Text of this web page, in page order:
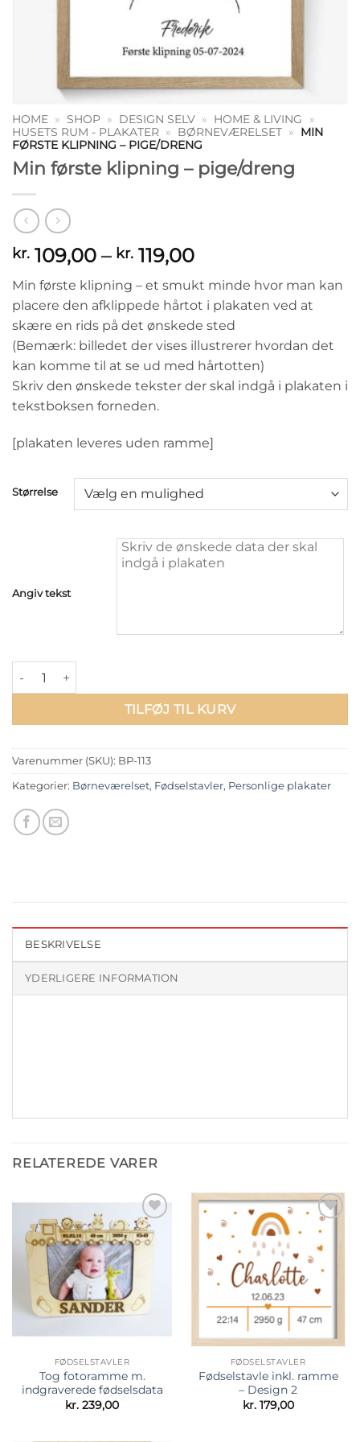
HOME » SHOP » DESIGN SELV » HOME & LIVING
»
HUSETS RUM - PLAKATER » BØRNEVÆRELSET »
MIN
FØRSTE KLIPNING – PIGE/DRENG
Min første klipning – pige/dreng
kr. 109,00 – kr. 119,00Prisinterval:
kr. 109,00
til
kr. 119,00
Min første klipning – et smukt minde hvor man kan
placere den afklippede hårtot i plakaten ved at
skære en rids på det ønskede sted
(Bemærk: billedet der vises illustrerer hvordan det
kan komme til at se ud med hårtotten)
Skriv den ønskede tekster der skal indgå i plakaten i
tekstboksen forneden.
[plakaten leveres uden ramme]
Størrelse
Angiv tekst
Min første klipning - pige/dreng antal
TILFØJ TIL KURV
Varenummer (SKU): BP-113
Kategorier: Børneværelset, Fødselstavler, Personlige plakater
BESKRIVELSE
YDERLIGERE INFORMATION
RELATEREDE VARER
Tilføj til
ønskeliste
FØDSELSTAVLER
Tog fotoramme m.
indgraverede fødselsdata
kr. 239,00
Tilføj til
FØDSELSTAVLER
Fødselstavle inkl. ramme
– Design 2
kr.179,00